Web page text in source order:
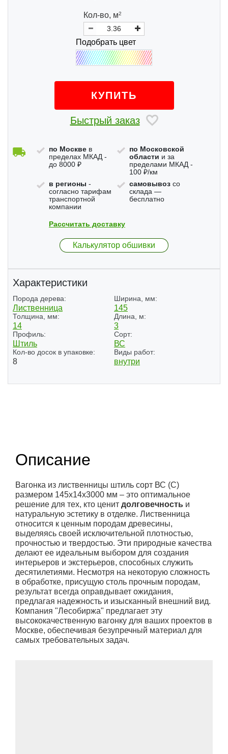
Кол-во, м2
Подобрать цвет
КУПИТЬ
Быстрый заказ
по Москве в
пределах МКАД -
до 8000 ₽
по Московской
области и за
пределами МКАД -
100 ₽/км
в регионы -
согласно тарифам
транспортной
компании
самовывозсо
склада —
бесплатно
Рассчитать доставку
Калькулятор обшивки
Характеристики
Порода дерева:
Лиственница
Ширина, мм:
145
Толщина, мм:
14
Длина, м:
3
Профиль:
Штиль
Сорт:
ВС
Кол-во досок в упаковке:
8
Виды работ:
внутри
Описание
Вагонка из лиственницы штиль сорт ВС (С)
размером 145x14x3000 мм – это оптимальное
решение для тех, кто ценит долговечность и
натуральную эстетику в отделке. Лиственница
относится к ценным породам древесины,
выделяясь своей исключительной плотностью,
прочностью и твердостью. Эти природные качества
делают ее идеальным выбором для создания
интерьеров и экстерьеров, способных служить
десятилетиями. Несмотря на некоторую сложность
в обработке, присущую столь прочным породам,
результат всегда оправдывает ожидания,
предлагая надежность и изысканный внешний вид.
Компания "Лесобиржа" предлагает эту
высококачественную вагонку для ваших проектов в
Москве, обеспечивая безупречный материал для
самых требовательных задач.